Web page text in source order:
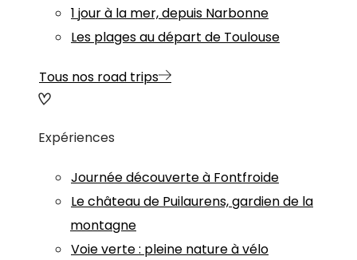
1 jour à la mer, depuis Narbonne
Les plages au départ de Toulouse
Tous nos road trips
Expériences
Journée découverte à Fontfroide
Le château de Puilaurens, gardien de la
montagne
Voie verte : pleine nature à vélo